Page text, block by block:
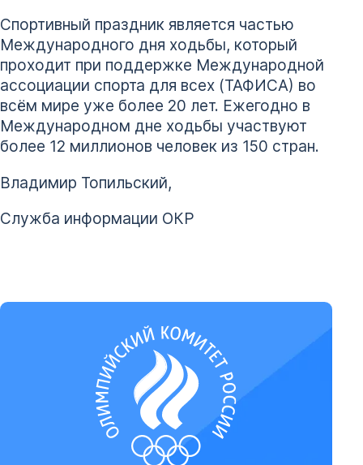
Спортивный праздник является частью
Международного дня ходьбы, который
проходит при поддержке Международной
ассоциации спорта для всех (ТАФИСА) во
всём мире уже более 20 лет. Ежегодно в
Международном дне ходьбы участвуют
более 12 миллионов человек из 150 стран.
Владимир Топильский,
Служба информации ОКР